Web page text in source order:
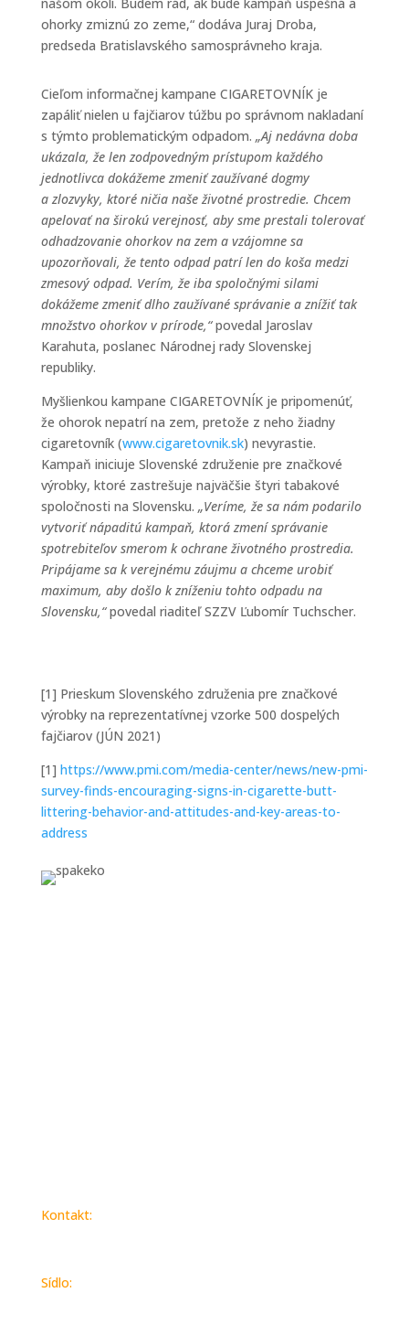
ohorky zmiznú zo zeme,“ dodáva Juraj Droba,
predseda Bratislavského samosprávneho kraja.
Cieľom informačnej kampane CIGARETOVNÍK je
zapáliť nielen u fajčiarov túžbu po správnom nakladaní
s týmto problematickým odpadom. „Aj nedávna doba
ukázala, že len zodpovedným prístupom každého
jednotlivca dokážeme zmeniť zaužívané dogmy
a zlozvyky, ktoré ničia naše životné prostredie. Chcem
apelovať na širokú verejnosť, aby sme prestali tolerovať
odhadzovanie ohorkov na zem a vzájomne sa
upozorňovali, že tento odpad patrí len do koša medzi
zmesový odpad. Verím, že iba spoločnými silami
dokážeme zmeniť dlho zaužívané správanie a znížiť tak
množstvo ohorkov v prírode,“povedal Jaroslav
Karahuta, poslanec Národnej rady Slovenskej
republiky.
Myšlienkou kampane CIGARETOVNÍK je pripomenúť,
že ohorok nepatrí na zem, pretože z neho žiadny
cigaretovník (www.cigaretovnik.sk) nevyrastie.
Kampaň iniciuje Slovenské združenie pre značkové
výrobky, ktoré zastrešuje najväčšie štyri tabakové
spoločnosti na Slovensku. „Veríme, že sa nám podarilo
vytvoriť nápaditú kampaň, ktorá zmení správanie
spotrebiteľov smerom k ochrane životného prostredia.
Pripájame sa k verejnému záujmu a chceme urobiť
maximum, aby došlo k zníženiu tohto odpadu na
Slovensku,“povedal riaditeľ SZZV Ľubomír Tuchscher.
[1] Prieskum Slovenského združenia pre značkové
výrobky na reprezentatívnej vzorke 500 dospelých
fajčiarov (JÚN 2021)
[1] https://www.pmi.com/media-center/news/new-pmi-
survey-finds-encouraging-signs-in-cigarette-butt-
littering-behavior-and-attitudes-and-key-areas-to-
address
Kontakt:
Sídlo: